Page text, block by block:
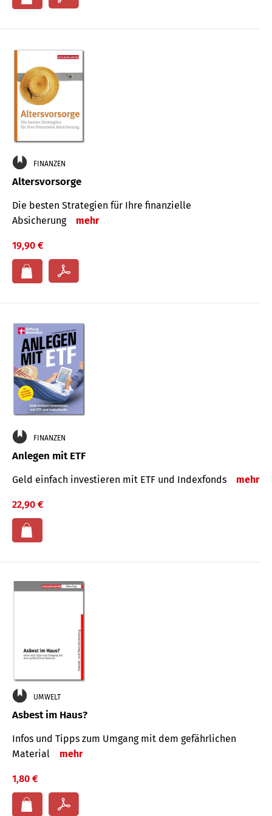
FINANZEN
Altersvorsorge
Die besten Strategien für Ihre finanzielle
Absicherung
mehr
19,90 €
FINANZEN
Anlegen mit ETF
Geld einfach investieren mit ETF und Indexfonds mehr
22,90 €
UMWELT
Asbest im Haus?
Infos und Tipps zum Um­gang mit dem ge­fähr­lichen
Mate­rial
mehr
1,80 €